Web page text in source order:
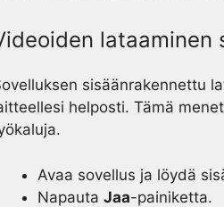
lataaminen
sisäänrakennettu
helposti. Tämä
Avaa sovellus ja löydä
Napauta Jaa-painiketta.